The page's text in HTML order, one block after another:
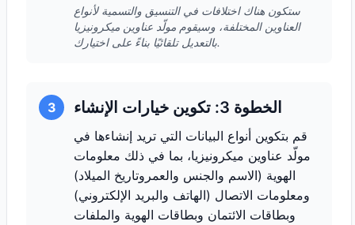
ستكون هناك اختلافات في التنسيق والتسمية لأنواع
العناوين المختلفة، وسيقوم مولّد عناوين ميكرونيزيا
بالتعديل تلقائيًا بناءً على اختيارك.
3 الخطوة 3: تكوين خيارات الإنشاء
قم بتكوين أنواع البيانات التي تريد إنشاءها في
مولّد عناوين ميكرونيزيا، بما في ذلك معلومات
الهوية (الاسم والجنس والعمروتاريخ الميلاد)
ومعلومات الاتصال (الهاتف والبريد الإلكتروني)
وبطاقات الائتمان وبطاقات الهوية والملفات